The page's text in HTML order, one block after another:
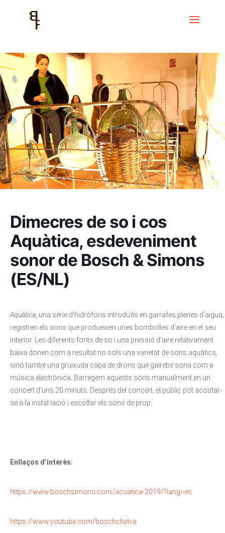
Events
Dimecres de so i cos Aquàtica,
esdeveniment sonor de Bosch & Simons (ES/NL)
Dimecres de so i cos
Aquàtica, esdeveniment
sonor de Bosch & Simons
(ES/NL)
Aquàtica , una sèrie d’hidròfons introduïts en garrafes plenes d’aigua,
registren els sons que produeixen unes bombolles d’aire en el seu
interior. Les diferents fonts de so i una pressió d’aire relativament
baixa donen com a resultat no sols una varietat de sons aquàtics,
sinó també una gruixuda capa de drons que gairebé sona com a
música electrònica. Barregem aquests sons manualment en un
concert d’uns 20 minuts. Després del concert, el públic pot acostar-
se a la instal·lació i escoltar els sons de prop.
Enllaços d’interès:
https://www.boschsimons.com/acuatica-2019/?lang=es
https://www.youtube.com/boschchelva